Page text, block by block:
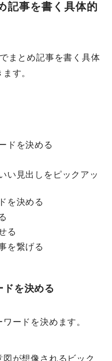
記事を書く具体的
まとめ記事を書く具体
す。
ドを決める
い見出しをピックアッ
を決める
る
を繋げる
ドを決める
ードを決めます。
が想像されるビック